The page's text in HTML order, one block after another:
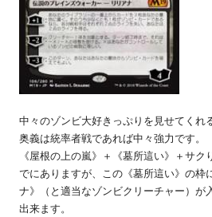
中々のゾンビ大好きっぷりを見せてくれ
奥義は統率者戦であれば中々強力です。
《屋根の上の嵐》＋《墓所這い》＋サ
でにありますが、この《墓所這い》の枠
ナ》（と適当なゾンビクリーチャー）が
出来ます。